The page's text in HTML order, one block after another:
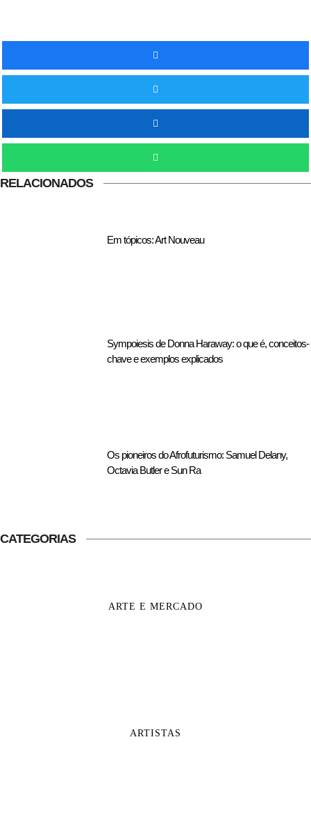
RELACIONADOS
Em tópicos: Art Nouveau
Sympoiesis de Donna Haraway: o que é, conceitos-
chave e exemplos explicados
Os pioneiros do Afrofuturismo: Samuel Delany,
Octavia Butler e Sun Ra
CATEGORIAS
ARTE E MERCADO
ARTISTAS